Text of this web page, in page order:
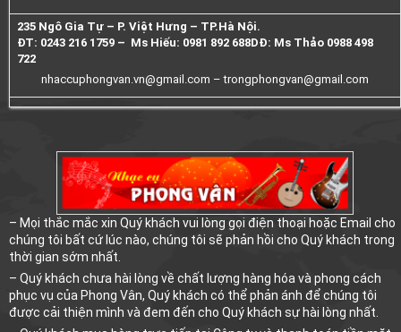
235 Ngô Gia Tự – P. Việt Hưng – TP.Hà Nội.
ĐT: 0243 216 1759 – Ms Hiếu: 0981 892 688DĐ: Ms Thảo 0988 498
722
nhaccuphongvan.vn@gmail.com –trongphongvan@gmail.com
– Mọi thắc mắc xin Quý khách vui lòng gọi điện thoại hoặc Email cho
chúng tôi bất cứ lúc nào, chúng tôi sẽ phản hồi cho Quý khách trong
thời gian sớm nhất.
– Quý khách chưa hài lòng về chất lượng hàng hóa và phong cách
phục vụ của Phong Vân, Quý khách có thể phản ánh để chúng tôi
được cải thiện mình và đem đến cho Quý khách sự hài lòng nhất.